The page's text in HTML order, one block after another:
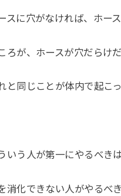
スに穴がなければ、ホー
ろが、ホースが穴だらけ
と同じことが体内で起こ
いう人が第一にやるべき
消化できない人がやるべ